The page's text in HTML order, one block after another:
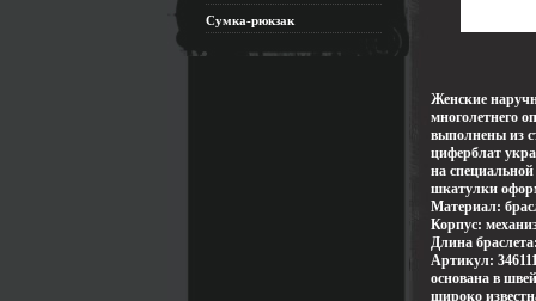
Сумка-рюкзак
Женские
многолетнего
выполнены из
циферблат
на
шкатулки
Материал:
Корпус:
Длина
Артикул:
основана в
широко